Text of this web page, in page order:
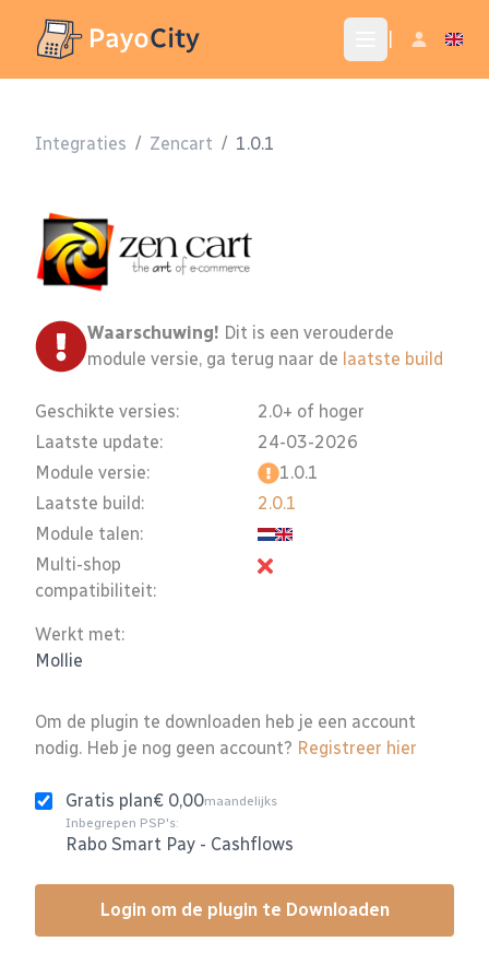
Integraties / Zencart / 1.0.1
Waarschuwing! Dit is een verouderde
module versie, ga terug naar de laatste build
Geschikte versies:
Laatste update:
Module versie:
Laatste build:
Module talen:
Multi-shop
compatibiliteit:
2.0+ of hoger
24-03-2026
1.0.1
2.0.1
Werkt met:
Mollie
Om de plugin te downloaden heb je een account
nodig. Heb je nog geen account? Registreer hier
Gratis plan€ 0,00maandelijks
Inbegrepen PSP's:
Rabo Smart Pay - Cashflows
Login om de plugin te Downloaden